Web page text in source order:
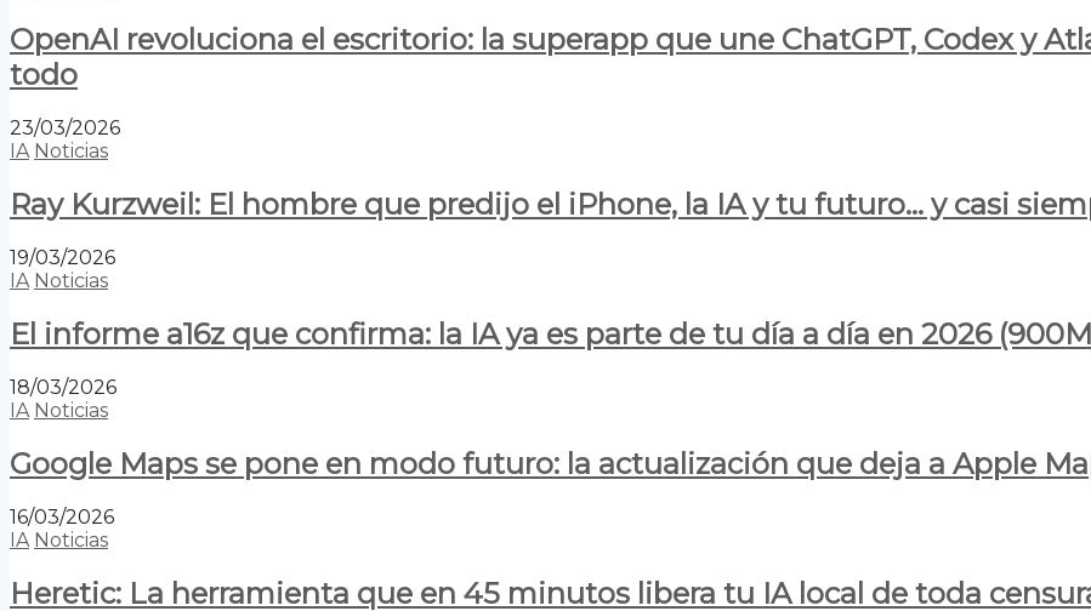
OpenAI revoluciona el escritorio: la superapp que une ChatGPT, Codex y
todo
23/03/2026
IA Noticias
Ray Kurzweil: El hombre que predijo el iPhone, la IA y tu futuro… y casi
19/03/2026
IA Noticias
El informe a16z que confirma: la IA ya es parte de tu día a día en 2026
18/03/2026
IA Noticias
Google Maps se pone en modo futuro: la actualización que deja a Apple
16/03/2026
IA Noticias
Heretic: La herramienta que en 45 minutos libera tu IA local de toda